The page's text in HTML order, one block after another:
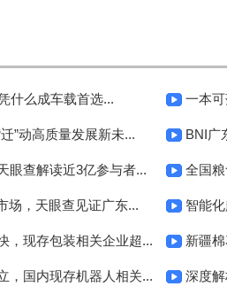
什么成车载首选... 一本
”动高质量发展新未... BNI广
眼查解读近3亿参与者... 全国
场，天眼查见证广东... 智能
，现存包装相关企业超... 新疆
，国内现存机器人相关... 深度